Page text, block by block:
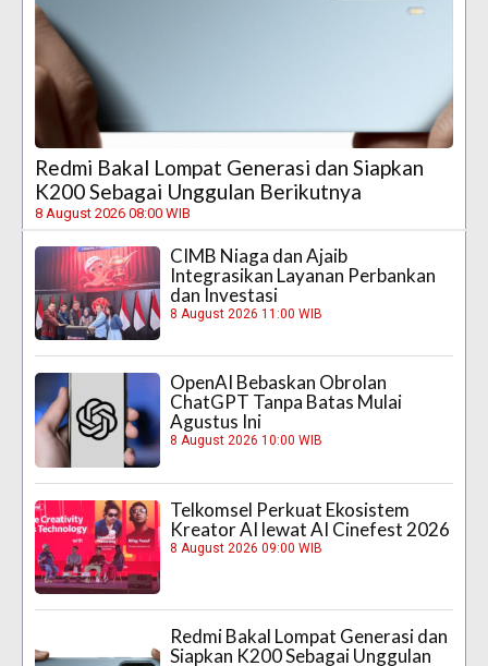
Redmi Bakal Lompat Generasi dan Siapkan
K200 Sebagai Unggulan Berikutnya
8 August 2026 08:00 WIB
CIMB Niaga dan Ajaib
Integrasikan Layanan Perbankan
dan Investasi
8 August 2026 11:00 WIB
OpenAI Bebaskan Obrolan
ChatGPT Tanpa Batas Mulai
Agustus Ini
8 August 2026 10:00 WIB
Telkomsel Perkuat Ekosistem
Kreator AI lewat AI Cinefest 2026
8 August 2026 09:00 WIB
Redmi Bakal Lompat Generasi dan
Siapkan K200 Sebagai Unggulan